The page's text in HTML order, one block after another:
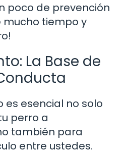
poco de prevención
tiempo y
La Base de
es esencial no solo
perro a
también para
entre ustedes.